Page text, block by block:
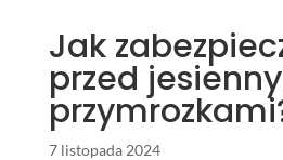
Jak
przed
7 listopada 2024